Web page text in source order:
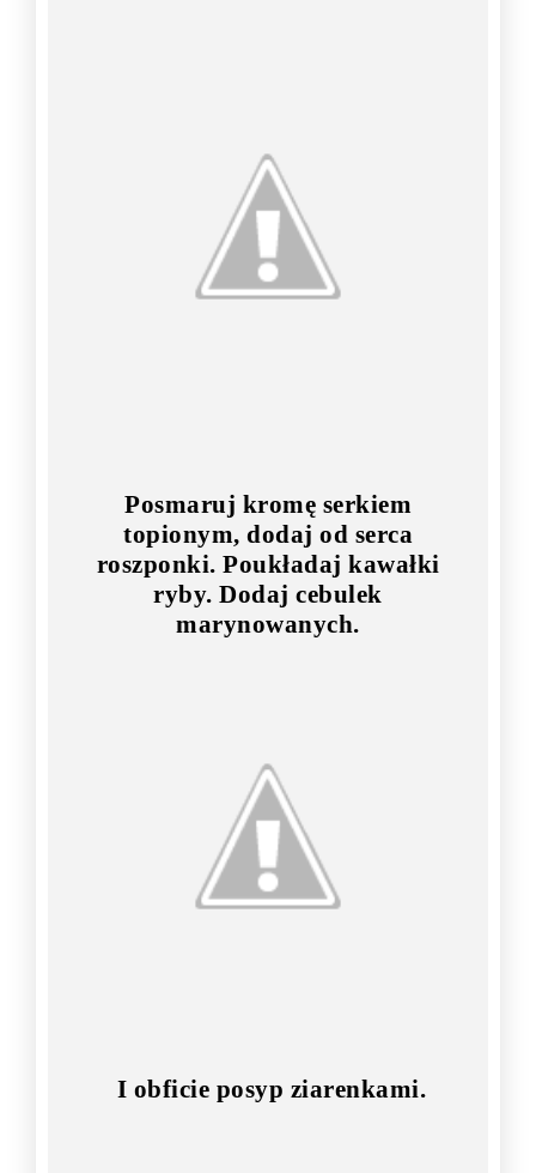
Posmaruj kromę serkiem
topionym, dodaj od serca
roszponki. Poukładaj kawałki
ryby. Dodaj cebulek
marynowanych.
I obficie posyp ziarenkami.